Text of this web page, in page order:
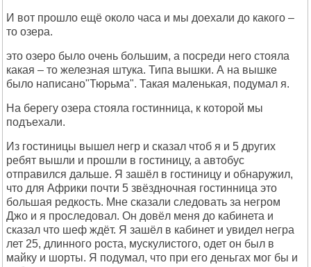
И вот прошло ещё около часа и мы доехали до какого –
то озера.
это озеро было очень большим, а посреди него стояла
какая – то железная штука. Типа вышки. А на вышке
было написано"Тюрьма". Такая маленькая, подумал я.
На берегу озера стояла гостинница, к которой мы
подъехали.
Из гостиницы вышел негр и сказал чтоб я и 5 других
ребят вышли и прошли в гостиницу, а автобус
отправился дальше. Я зашёл в гостиницу и обнаружил,
что для Африки почти 5 звёздночная гостинница это
большая редкость. Мне сказали следовать за негром
Джо и я проследовал. Он довёл меня до кабинета и
сказал что шеф ждёт. Я зашёл в кабинет и увидел негра
лет 25, длинного роста, мускулистого, одет он был в
майку и шорты. Я подумал, что при его деньгах мог бы и